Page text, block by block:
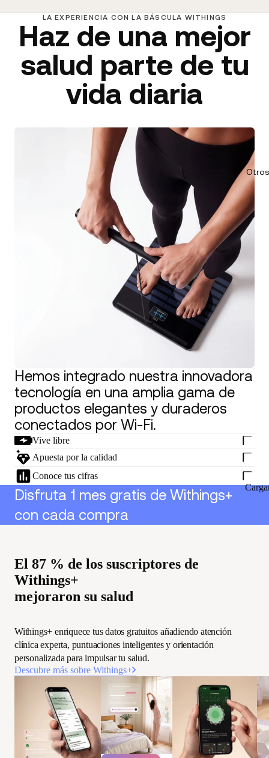
LA EXPERIENCIA CON LA BÁSCULA WITHINGS
Haz de una mejor
salud parte de tu
vida diaria
Hemos integrado nuestra innovadora
tecnología en una amplia gama de
productos elegantes y duraderos
conectados por Wi-Fi.
Vive libre
Apuesta por la calidad
Conoce tus cifras
Disfruta 1 mes gratis de Withings+
con cada compra
El 87 % de los suscriptores de
Withings+
mejoraron su salud
Withings+ enriquece tus datos gratuitos añadiendo atención
clínica experta, puntuaciones inteligentes y orientación
personalizada para impulsar tu salud.
Descubre más sobre Withings+